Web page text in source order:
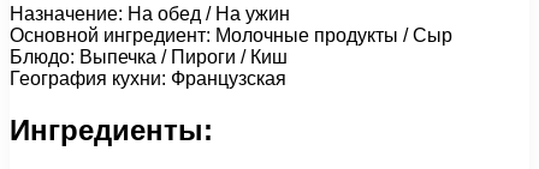
Назначение: На обед / На ужин
Основной ингредиент: Молочные продукты / Сыр
Блюдо: Выпечка / Пироги / Киш
География кухни: Французская
Ингредиенты: